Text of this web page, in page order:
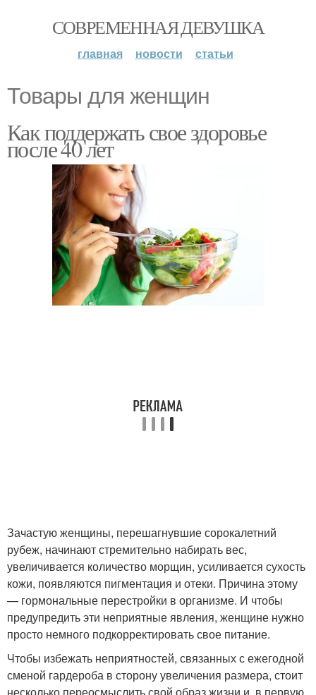
СОВРЕМЕННАЯ ДЕВУШКА
главная новости статьи
Товары для женщин
Как поддержать свое здоровье
после 40 лет
Зачастую женщины, перешагнувшие сорокалетний
рубеж, начинают стремительно набирать вес,
увеличивается количество морщин, усиливается сухость
кожи, появляются пигментация и отеки. Причина этому
— гормональные перестройки в организме. И чтобы
предупредить эти неприятные явления, женщине нужно
просто немного подкорректировать свое питание.
Чтобы избежать неприятностей, связанных с ежегодной
сменой гардероба в сторону увеличения размера, стоит